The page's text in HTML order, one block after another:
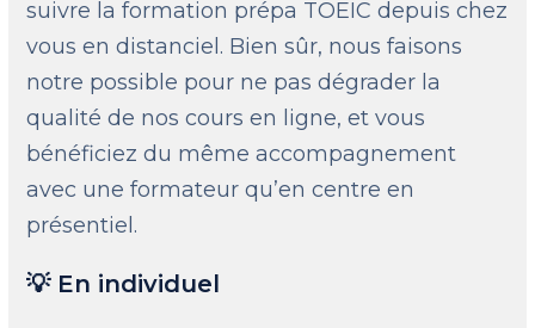
suivre la formation prépa TOEIC depuis chez
vous en distanciel. Bien sûr, nous faisons
notre possible pour ne pas dégrader la
qualité de nos cours en ligne, et vous
bénéficiez du même accompagnement
avec une formateur qu’en centre en
présentiel.
💡 En individuel